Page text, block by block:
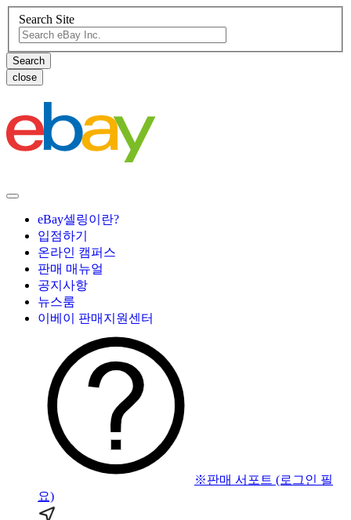
Search Site
close
eBay셀링이란?
입점하기
온라인 캠퍼스
판매 매뉴얼
공지사항
뉴스룸
이베이 판매지원센터
※판매 서포트 (로그인 필
요)